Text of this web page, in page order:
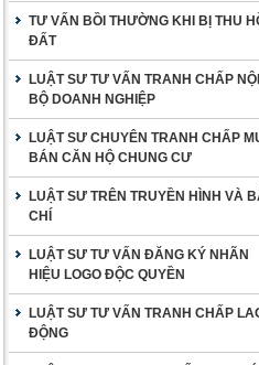
TƯ VẤN BỒI THƯỜNG KHI BỊ THU
ĐẤT
LUẬT SƯ TƯ VẤN TRANH CHẤP NỘI
BỘ DOANH NGHIỆP
LUẬT SƯ CHUYÊN TRANH CHẤP
BÁN CĂN HỘ CHUNG CƯ
LUẬT SƯ TRÊN TRUYỀN HÌNH VÀ
CHÍ
LUẬT SƯ TƯ VẤN ĐĂNG KÝ NHÃN
HIỆU LOGO ĐỘC QUYỀN
LUẬT SƯ TƯ VẤN TRANH CHẤP
ĐỘNG